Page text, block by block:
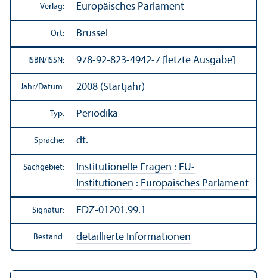
Verlag: Europäisches Parlament
Ort: Brüssel
ISBN/ISSN: 978-92-823-4942-7 [letzte Ausgabe]
Jahr/Datum: 2008 (Startjahr)
Typ: Periodika
Sprache: dt.
Sachgebiet: Institutionelle Fragen : EU-
Institutionen : Europäisches Parlament
Signatur: EDZ-01201.99.1
Bestand: detaillierte Informationen